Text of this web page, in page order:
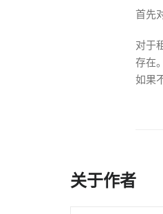
首先
对于
存在
如果
关于作者